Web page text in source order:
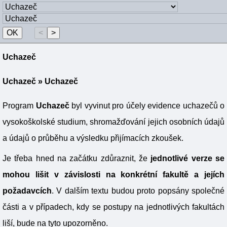
Uchazeč
Uchazeč » Uchazeč
Program Uchazečbyl vyvinut pro účely evidence uchazečů o
vysokoškolské studium, shromažďování jejich osobních údajů
a údajů o průběhu a výsledku přijímacích zkoušek.
Je třeba hned na začátku zdůraznit, že jednotlivé verze se
mohou lišit v závislosti na konkrétní fakultě a jejích
požadavcích. V dalším textu budou proto popsány společné
části a v případech, kdy se postupy na jednotlivých fakultách
liší, bude na tyto upozorněno.